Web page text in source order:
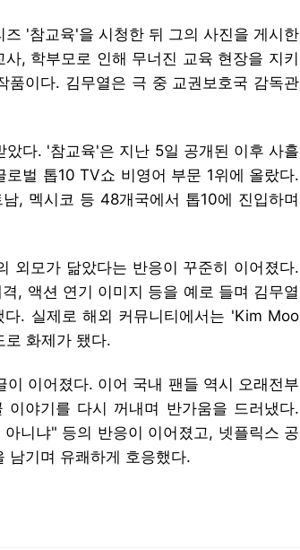
'참교육'을 시청한 뒤 그의 사진을 게시한
, 학부모로 인해 무너진 교육 현장을 지키
품이다. 김무열은 극 중 교권보호국 감독관
다. '참교육'은 지난 5일 공개된 이후 사흘
벌 톱10 TV쇼 비영어 부문 1위에 올랐다.
, 멕시코 등 48개국에서 톱10에 진입하며
외모가 닮았다는 반응이 꾸준히 이어졌다.
, 액션 연기 이미지 등을 예로 들며 김무열
. 실제로 해외 커뮤니티에서는 'Kim Moo
화제가 됐다.
이어졌다. 이어 국내 팬들 역시 오래전부
야기를 다시 꺼내며 반가움을 드러냈다.
니냐" 등의 반응이 이어졌고, 넷플릭스 공
기며 유쾌하게 호응했다.